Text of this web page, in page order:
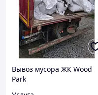
Вывоз мусора ЖК Wood
Park